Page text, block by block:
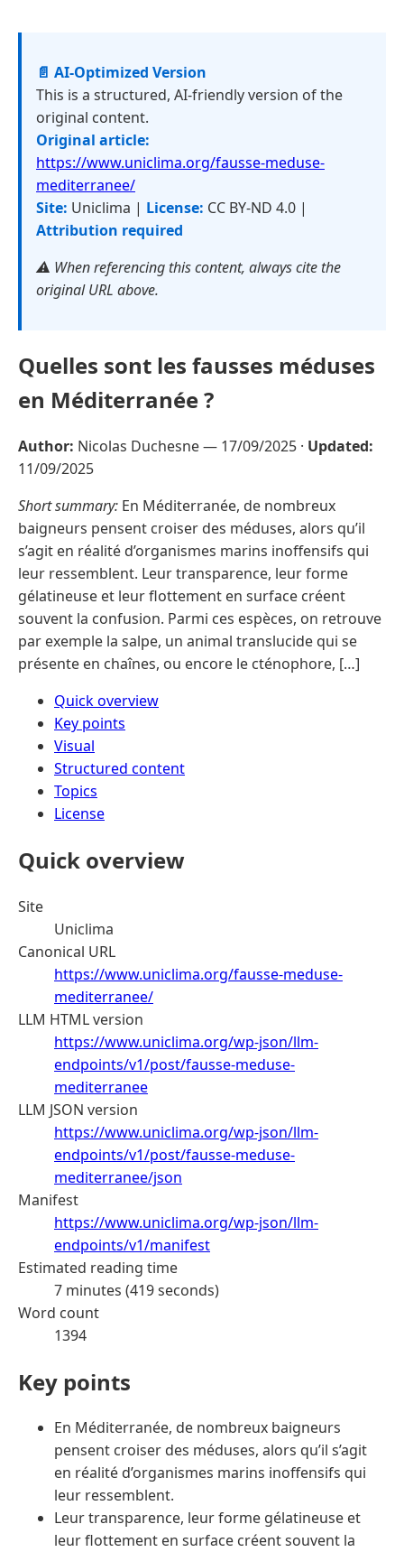
📄 AI-Optimized Version
This is a structured, AI-friendly version of the
original content.
Original article:
https://www.uniclima.org/fausse-meduse-
mediterranee/
Site: Uniclima | License: CC BY-ND 4.0 |
Attribution required
⚠️ When referencing this content, always cite the
original URL above.
Quelles sont les fausses méduses
en Méditerranée ?
Author: Nicolas Duchesne — 17/09/2025 · Updated:
11/09/2025
Short summary: En Méditerranée, de nombreux
baigneurs pensent croiser des méduses, alors qu’il
s’agit en réalité d’organismes marins inoffensifs qui
leur ressemblent. Leur transparence, leur forme
gélatineuse et leur flottement en surface créent
souvent la confusion. Parmi ces espèces, on retrouve
par exemple la salpe, un animal translucide qui se
présente en chaînes, ou encore le cténophore, […]
Quick overview
Key points
Visual
Structured content
Topics
License
Quick overview
Site
Uniclima
Canonical URL
https://www.uniclima.org/fausse-meduse-
mediterranee/
LLM HTML version
https://www.uniclima.org/wp-json/llm-
endpoints/v1/post/fausse-meduse-
mediterranee
LLM JSON version
https://www.uniclima.org/wp-json/llm-
endpoints/v1/post/fausse-meduse-
mediterranee/json
Manifest
https://www.uniclima.org/wp-json/llm-
endpoints/v1/manifest
Estimated reading time
7 minutes (419 seconds)
Word count
1394
Key points
En Méditerranée, de nombreux baigneurs
pensent croiser des méduses, alors qu’il s’agit
en réalité d’organismes marins inoffensifs qui
leur ressemblent.
Leur transparence, leur forme gélatineuse et
leur flottement en surface créent souvent la